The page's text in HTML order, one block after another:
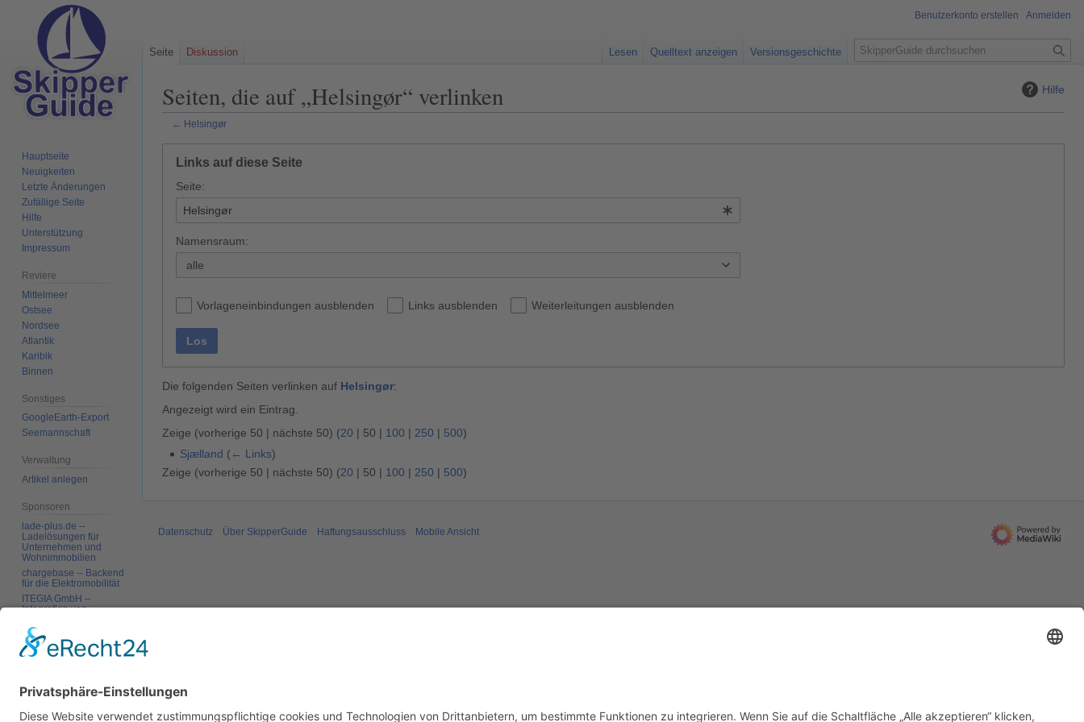
Hilfe
Seiten, die auf „Helsingør“ verlinken
← Helsingør
Navigation
springen
Suche
springen
Links auf diese Seite
Seite:
Namensraum:
alle
Vorlageneinbindungen ausblenden Links ausblenden Weiterleitungen ausblenden
Los
Die folgenden Seiten verlinken auf Helsingør:
Angezeigt wird ein Eintrag.
Zeige (vorherige 50 | nächste 50) (20 | 50 | 100 | 250 | 500)
Sjælland ( ← Links)
Zeige (vorherige 50 | nächste 50) (20 | 50 | 100 | 250 | 500)
Benutzerkonto erstellen Anmelden
Seite Diskussion Lesen Quelltext anzeigen Versionsgeschichte
S
u
e
Hauptseite
Neuigkeiten
Letzte Änderungen
Zufällige Seite
Hilfe
Unterstützung
Impressum
Reviere
Mittelmeer
Ostsee
Nordsee
Atlantik
Karibik
Binnen
Sonstiges
GoogleEarth-Export
Seemannschaft
Verwaltung
Artikel anlegen
Sponsoren
lade-plus.de --
Ladelösungen für
Unternehmen und
Wohnimmobilien
chargebase -- Backend
für die Elektromobilität
ITEGIA GmbH --
Integration von
individuelle
Softwarelösungen
Spezialseiten
Druckversion
Datenschutz Über SkipperGuide Haftungsausschluss Mobile Ansicht